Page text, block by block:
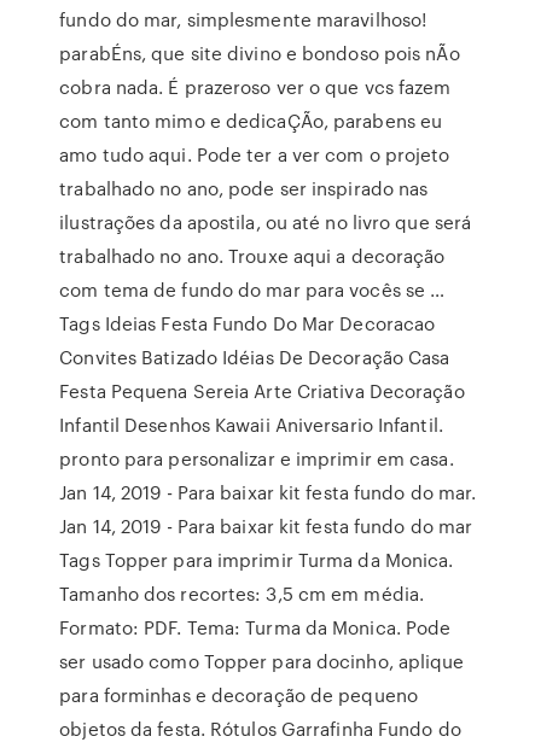
fundo do mar, simplesmente maravilhoso!
parabÉns, que site divino e bondoso pois nÃo
cobra nada. É prazeroso ver o que vcs fazem
com tanto mimo e dedicaÇÃo, parabens eu
amo tudo aqui. Pode ter a ver com o projeto
trabalhado no ano, pode ser inspirado nas
ilustrações da apostila, ou até no livro que será
trabalhado no ano. Trouxe aqui a decoração
com tema de fundo do mar para vocês se …
Tags Ideias Festa Fundo Do Mar Decoracao
Convites Batizado Idéias De Decoração Casa
Festa Pequena Sereia Arte Criativa Decoração
Infantil Desenhos Kawaii Aniversario Infantil.
pronto para personalizar e imprimir em casa.
Jan 14, 2019 - Para baixar kit festa fundo do mar.
Jan 14, 2019 - Para baixar kit festa fundo do mar
Tags Topper para imprimir Turma da Monica.
Tamanho dos recortes: 3,5 cm em média.
Formato: PDF. Tema: Turma da Monica. Pode
ser usado como Topper para docinho, aplique
para forminhas e decoração de pequeno
objetos da festa. Rótulos Garrafinha Fundo do